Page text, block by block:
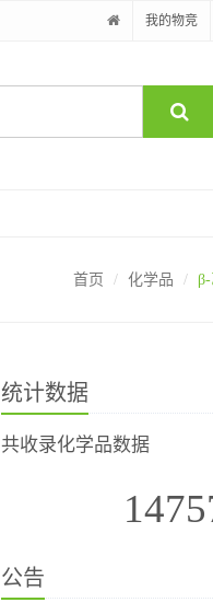
我的物竞
首页 化学品
统计数据
共收录化学品数据
公告